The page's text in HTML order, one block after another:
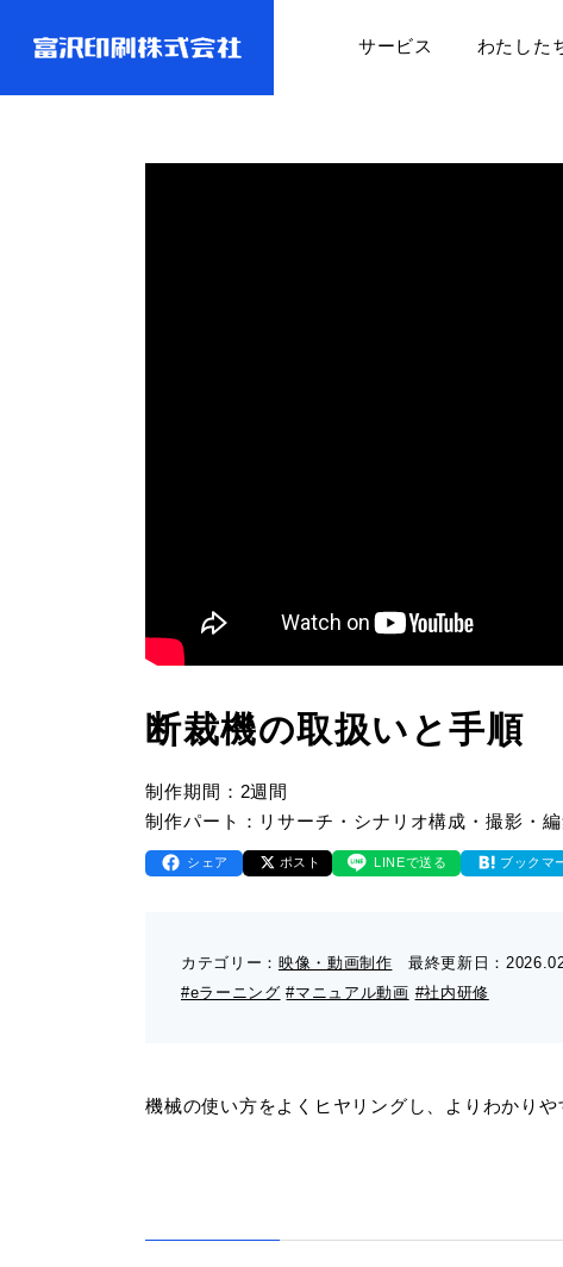
サービス わたした
断裁機の取扱いと手順
制作期間：2週間
制作パート：リサーチ・シナリオ構成・撮影・
シェア ポスト LINEで送る ブックマ
カテゴリー： 映像・動画制作 最終更新日：
#eラーニング #マニュアル動画 #社内研修
機械の使い方をよくヒヤリングし、よりわかり